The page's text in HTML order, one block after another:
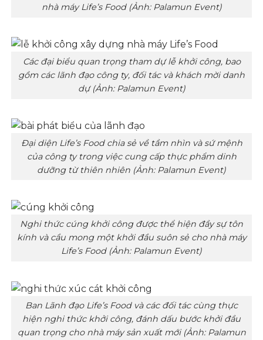
nhà máy Life’s Food (Ảnh: Palamun Event)
Các đại biểu quan trọng tham dự lễ khởi công, bao
gồm các lãnh đạo công ty, đối tác và khách mời danh
dự (Ảnh: Palamun Event)
Đại diện Life’s Food chia sẻ về tầm nhìn và sứ mệnh
của công ty trong việc cung cấp thực phẩm dinh
dưỡng từ thiên nhiên (Ảnh: Palamun Event)
Nghi thức cúng khởi công được thể hiện đầy sự tôn
kính và cầu mong một khởi đầu suôn sẻ cho nhà máy
Life’s Food (Ảnh: Palamun Event)
Ban Lãnh đạo Life’s Food và các đối tác cùng thực
hiện nghi thức khởi công, đánh dấu bước khởi đầu
quan trọng cho nhà máy sản xuất mới (Ảnh: Palamun